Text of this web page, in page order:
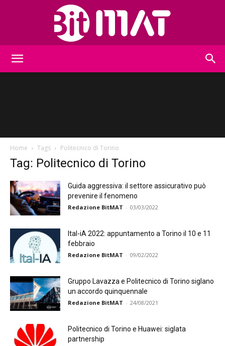
Home Tags Politecnico di Torino
Tag: Politecnico di Torino
Guida aggressiva: il settore assicurativo può
prevenire il fenomeno
Redazione BitMAT - 03/03/2022
Ital-iA 2022: appuntamento a Torino il 10 e 11
febbraio
Redazione BitMAT - 09/02/2022
Gruppo Lavazza e Politecnico di Torino siglano
un accordo quinquennale
Redazione BitMAT - 24/08/2021
Politecnico di Torino e Huawei: siglata
partnership